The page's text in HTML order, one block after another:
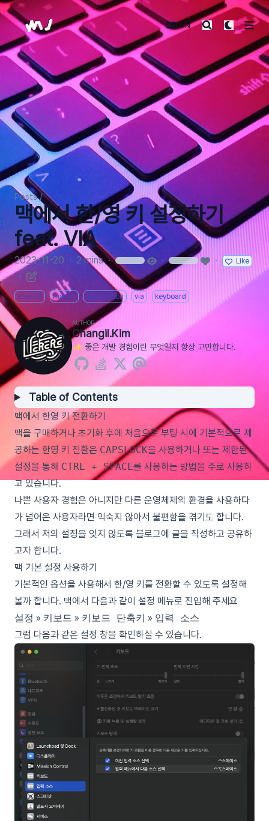
Laterre Dev
EN
Posts /
맥에서 한/영 키 설정하기
feat. VIA
2023-11-20 · 2 mins · loading · loading · Like
·
macOS macos application via keyboard
AUTHOR
Changil.Kim
✨ 좋은 개발 경험이란 무엇일지 항상 고민합니다.
Table of Contents
맥에서 한영 키 전환하기
맥을 구매하거나 초기화 후에 처음으로 부팅 시에 기본적으로 제
공하는 한영 키 전환은 CAPSLOCK을 사용하거나 또는 제한된
설정을 통해 CTRL + SPACE를 사용하는 방법을 주로 사용하
고 있습니다.
나쁜 사용자 경험은 아니지만 다른 운영체제의 환경을 사용하다
가 넘어온 사용자라면 익숙지 않아서 불편함을 겪기도 합니다.
그래서 저의 설정을 잊지 않도록 블로그에 글을 작성하고 공유하
고자 합니다.
맥 기본 설정 사용하기
기본적인 옵션을 사용해서 한/영 키를 전환할 수 있도록 설정해
볼까 합니다. 맥에서 다음과 같이 설정 메뉴로 진입해 주세요
설정 » 키보드 » 키보드 단축키 » 입력 소스
그럼 다음과 같은 설정 창을 확인하실 수 있습니다.